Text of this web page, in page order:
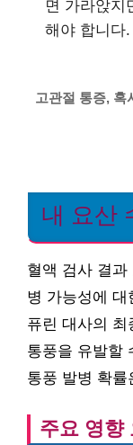
면 가라앉지
해야 합니다.
고관절 통증, 혹
내 요산
혈액 검사 결
병 가능성에
퓨린 대사의 최
통풍을 유발할
통풍 발병 확
주요 영향